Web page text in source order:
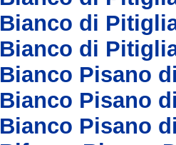
Bianco di
Bianco di
Bianco Pisano
Bianco Pisano
Bianco Pisano